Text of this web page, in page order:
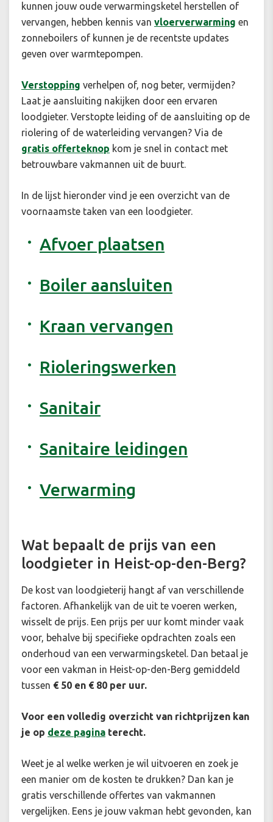
kunnen jouw oude verwarmingsketel herstellen of
vervangen, hebben kennis van vloerverwarming en
zonneboilers of kunnen je de recentste updates
geven over warmtepompen.
Verstopping verhelpen of, nog beter, vermijden?
Laat je aansluiting nakijken door een ervaren
loodgieter. Verstopte leiding of de aansluiting op de
riolering of de waterleiding vervangen? Via de
gratis offerteknop kom je snel in contact met
betrouwbare vakmannen uit de buurt.
In de lijst hieronder vind je een overzicht van de
voornaamste taken van een loodgieter.
Afvoer plaatsen
Boiler aansluiten
Kraan vervangen
Rioleringswerken
Sanitair
Sanitaire leidingen
Verwarming
Wat bepaalt de prijs van een
loodgieter in Heist-op-den-Berg?
De kost van loodgieterij hangt af van verschillende
factoren. Afhankelijk van de uit te voeren werken,
wisselt de prijs. Een prijs per uur komt minder vaak
voor, behalve bij specifieke opdrachten zoals een
onderhoud van een verwarmingsketel. Dan betaal je
voor een vakman in Heist-op-den-Berg gemiddeld
tussen € 50 en € 80 per uur.
Voor een volledig overzicht van richtprijzen kan
je op deze pagina terecht.
Weet je al welke werken je wil uitvoeren en zoek je
een manier om de kosten te drukken? Dan kan je
gratis verschillende offertes van vakmannen
vergelijken. Eens je jouw vakman hebt gevonden, kan